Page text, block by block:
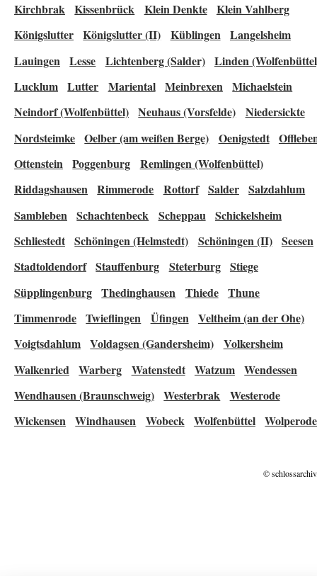
Kirchbrak Kissenbrück Klein Denkte Klein Vahlberg
Königslutter Königslutter (II) Küblingen Langelsheim
Lauingen Lesse Lichtenberg (Salder) Linden
Lucklum Lutter Mariental Meinbrexen Michaelstein
Neindorf (Wolfenbüttel) Neuhaus (Vorsfelde)
Niedersickte
Nordsteimke Oelber (am weißen Berge) Oenigstedt
Ottenstein Poggenburg
Remlingen (Wolfenbüttel)
Riddagshausen Rimmerode Rottorf Salder Salzdahlum
Sambleben Schachtenbeck Scheppau Schickelsheim
Schliestedt Schöningen (Helmstedt) Schöningen (II) Seesen
Stadtoldendorf Stauffenburg Steterburg Stiege
Süpplingenburg Thedinghausen Thiede Thune
Timmenrode Twieflingen Üfingen Veltheim (an der Ohe)
Voigtsdahlum Voldagsen (Gandersheim)
Volkersheim
Walkenried
Warberg Watenstedt Watzum Wendessen
Wendhausen (Braunschweig) Westerbrak
Westerode
Wickensen Windhausen Wobeck Wolfenbüttel Wolperode
©